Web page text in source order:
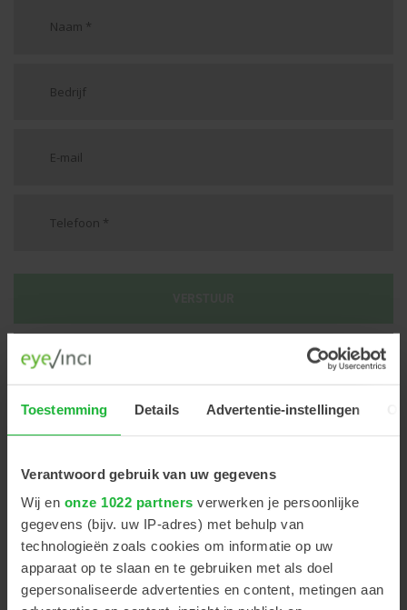
Toestemming Details Advertentie-instellingen
Verantwoord gebruik van uw gegevens
Wij en onze 1022 partners verwerken je persoonlijke
gegevens (bijv. uw IP-adres) met behulp van
technologieën zoals cookies om informatie op uw
apparaat op te slaan en te gebruiken met als doel
gepersonaliseerde advertenties en content, metingen aan
INDICATIEF LEASEBEDRAG PER MAAND
Het compacte refractie-systeem TS-610 van Nidek is
gekoppeld aan computersoftware die in staat is om
volledig zelfstandig een subjectieve refractie uit te